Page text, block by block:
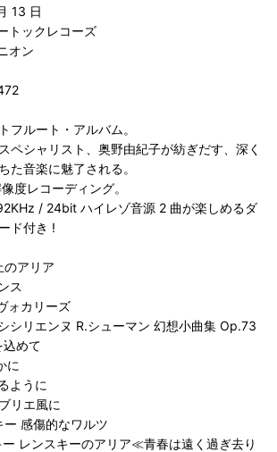
13 日
トックレコーズ
オン
フルート・アルバム。
ペシャリスト、奥野由紀子が紡ぎだす、深く
た音楽に魅了される。
度レコーディング。
/ 24bit ハイレゾ音源 2 曲が楽しめるダ
ド付き !
のアリア
ス
ォカリーズ
シリエンヌ R.シューマン 幻想小曲集 Op.73
めて
に
ように
リエ風に
感傷的なワルツ
レンスキーのアリア≪青春は遠く過ぎ去り